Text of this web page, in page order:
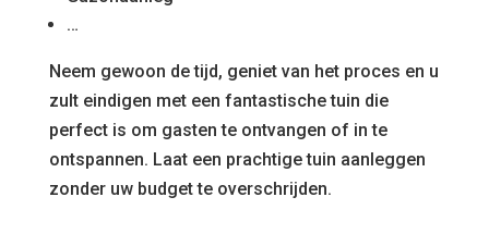
…
Neem gewoon de tijd, geniet van het proces en u
zult eindigen met een fantastische tuin die
perfect is om gasten te ontvangen of in te
ontspannen. Laat een prachtige tuin aanleggen
zonder uw budget te overschrijden.